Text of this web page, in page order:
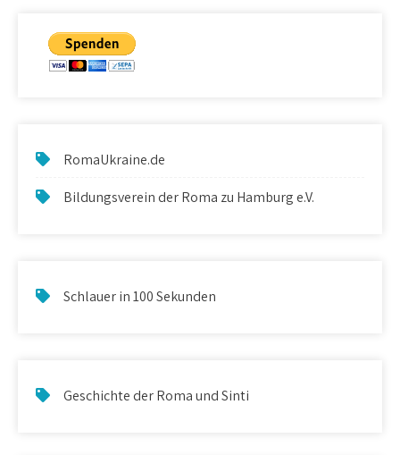
RomaUkraine.de
Bildungsverein der Roma zu Hamburg e.V.
Schlauer in 100 Sekunden
Geschichte der Roma und Sinti